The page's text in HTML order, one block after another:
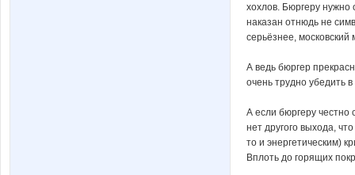
хохлов. Бюргеру нужно
наказан отнюдь не
серьёзнее,
А ведь бюргер
очень трудно убедить
А если бюргеру честно
нет другого выхода,
то и энергетическим)
Вплоть до горящих